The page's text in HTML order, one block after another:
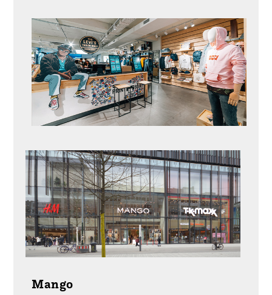
Mango